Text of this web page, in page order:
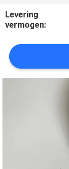
VERZOEK
OM
EEN
Levering
vermogen: